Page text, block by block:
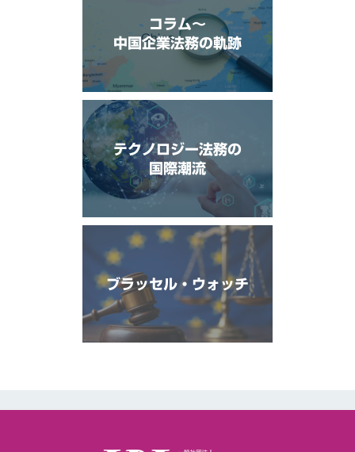
コラム〜
中国企業法務の軌跡
テクノロジー法務の
国際潮流
ブラッセル・ウォッチ